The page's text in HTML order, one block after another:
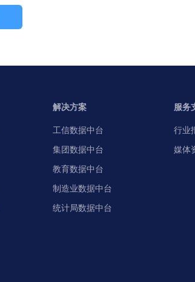
解决方案
工信数据中台
集团数据中台
教育数据中台
制造业数据中台
统计局数据中台
服务
行业
媒体